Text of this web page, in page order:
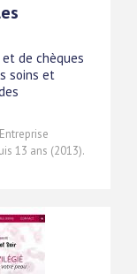
de chèques
soins et
13 ans (2013).